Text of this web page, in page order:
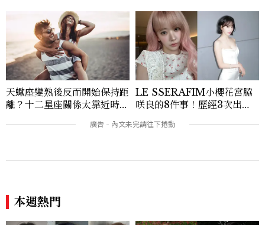
視角與編輯直覺，引領讀者探索女性多元面
貌與生活品味風格的無限可能。
天蠍座變熟後反而開始保持距
離？十二星座關係太靠近時最
LE SSERAFIM小櫻花宮脇
咲良的8件事！歷經3次出
王、靠「這招」養成17吋螞蟻
本週熱門